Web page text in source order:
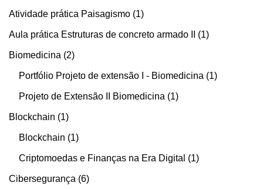
Atividade prática Paisagismo 1
Aula prática Estruturas de concreto armado II 1
Biomedicina 2
Portfólio Projeto de extensão I - Biomedicina 1
Projeto de Extensão II Biomedicina 1
Blockchain 1
Blockchain 1
Criptomoedas e Finanças na Era Digital 1
Cibersegurança 6